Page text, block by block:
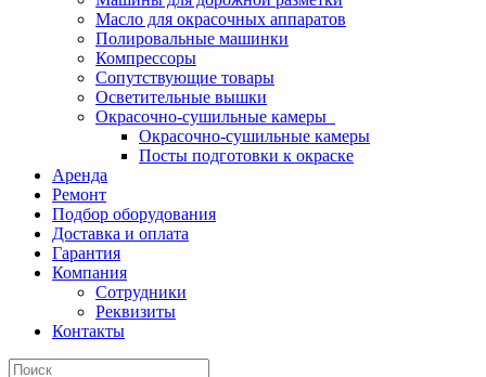
Масло для окрасочных аппаратов
Полировальные машинки
Компрессоры
Сопутствующие товары
Осветительные вышки
Окрасочно-сушильные камеры
Окрасочно-сушильные камеры
Посты подготовки к окраске
Аренда
Ремонт
Подбор оборудования
Доставка и оплата
Гарантия
Компания
Сотрудники
Реквизиты
Контакты